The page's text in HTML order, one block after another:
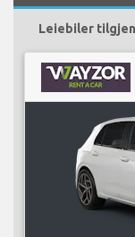
Leiebiler